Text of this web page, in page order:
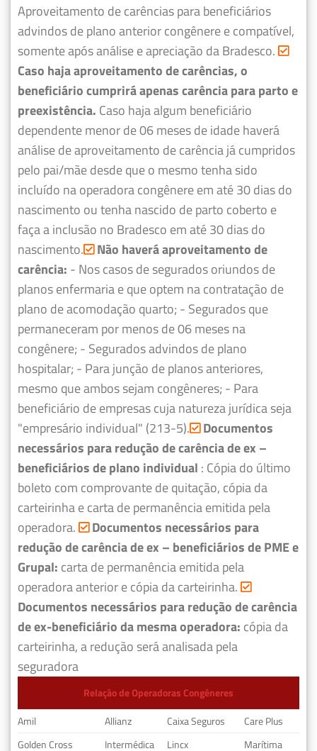
Aproveitamento de carências para beneficiários
advindos de plano anterior congênere e compatível,
somente após análise e apreciação da Bradesco.
Caso haja aproveitamento de carências, o
beneficiário cumprirá apenas carência para parto e
preexistência. Caso haja algum beneficiário
dependente menor de 06 meses de idade haverá
análise de aproveitamento de carência já cumpridos
pelo pai/mãe desde que o mesmo tenha sido
incluído na operadora congênere em até 30 dias do
nascimento ou tenha nascido de parto coberto e
faça a inclusão no Bradesco em até 30 dias do
nascimento. Não haverá aproveitamento de
carência: - Nos casos de segurados oriundos de
planos enfermaria e que optem na contratação de
plano de acomodação quarto; - Segurados que
permaneceram por menos de 06 meses na
congênere; - Segurados advindos de plano
hospitalar; - Para junção de planos anteriores,
mesmo que ambos sejam congêneres; - Para
beneficiário de empresas cuja natureza jurídica seja
"empresário individual" (213-5). Documentos
necessários para redução de carência de ex –
beneficiários de plano individual : Cópia do último
boleto com comprovante de quitação, cópia da
carteirinha e carta de permanência emitida pela
operadora.
Documentos necessários para
redução de carência de ex – beneficiários de PME e
Grupal: carta de permanência emitida pela
operadora anterior e cópia da carteirinha.
Documentos necessários para redução de carência
de ex-beneficiário da mesma operadora: cópia da
carteirinha, a redução será analisada pela
seguradora
Relação de Operadoras Congêneres
Amil
Allianz Caixa Seguros
Care Plus
Golden Cross
Intermédica Lincx
Marítima